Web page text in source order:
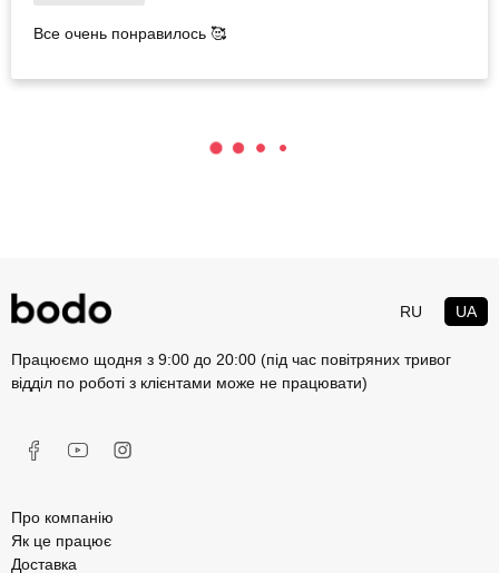
Все очень понравилось 🥰
RU UA
Працюємо щодня з 9:00 до 20:00 (під час повітряних тривог
відділ по роботі з клієнтами може не працювати)
Про компанію
Як це працює
Доставка